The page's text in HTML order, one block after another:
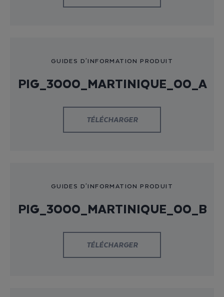
GUIDES D'INFORMATION PRODUIT
PIG_3000_MARTINIQUE_00_A
TÉLÉCHARGER
GUIDES D'INFORMATION PRODUIT
PIG_3000_MARTINIQUE_00_B
TÉLÉCHARGER